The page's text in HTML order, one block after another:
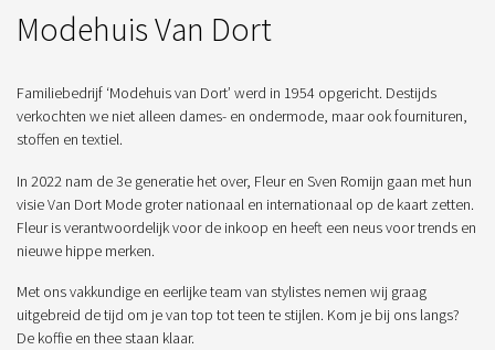
Modehuis Van Dort
Familiebedrijf ‘Modehuis van Dort’ werd in 1954 opgericht. Destijds
verkochten we niet alleen dames- en ondermode, maar ook fournituren,
stoffen en textiel.
In 2022 nam de 3e generatie het over, Fleur en Sven Romijn gaan met hun
visie Van Dort Mode groter nationaal en internationaal op de kaart zetten.
Fleur is verantwoordelijk voor de inkoop en heeft een neus voor trends en
nieuwe hippe merken.
Met ons vakkundige en eerlijke team van stylistes nemen wij graag
uitgebreid de tijd om je van top tot teen te stijlen. Kom je bij ons langs?
De koffie en thee staan klaar.